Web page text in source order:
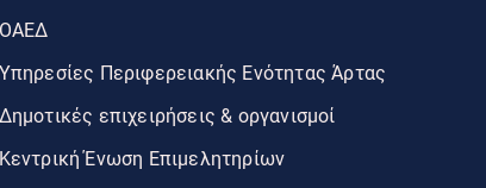
Περιφερειακής Ενότητας Άρτας
επιχειρήσεις & οργανισμοί
Ένωση Επιμελητηρίων